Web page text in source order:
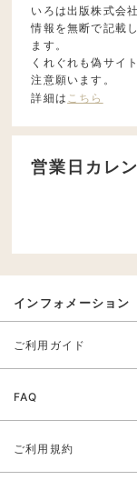
いろは出版株式会
情報を無断で記載
ます。
くれぐれも偽サイ
注意願います。
詳細は こちら
営業日カレ
インフォメーション
ご利用ガイド
FAQ
ご利用規約